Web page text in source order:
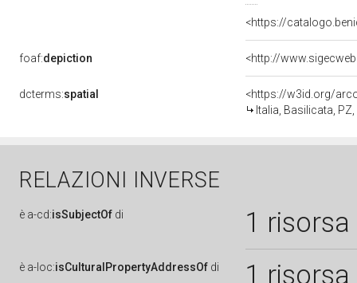
<https://
foaf:depiction <http://
dcterms:spatial
<https://w3id.org/
Italia, Basilicata,
RELAZIONI INVERSE
è a-cd:isSubjectOf di 1 risorsa
è a-loc:isCulturalPropertyAddressOf di 1 risorsa